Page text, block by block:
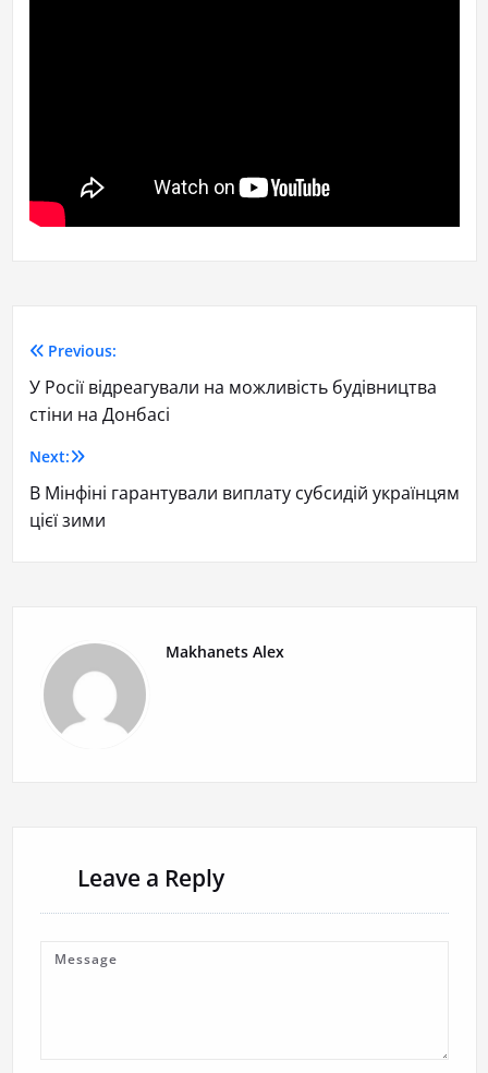
Previous:
У Росії відреагували на можливість будівництва
стіни на Донбасі
Next:
В Мінфіні гарантували виплату субсидій українцям
цієї зими
Makhanets Alex
Leave a Reply